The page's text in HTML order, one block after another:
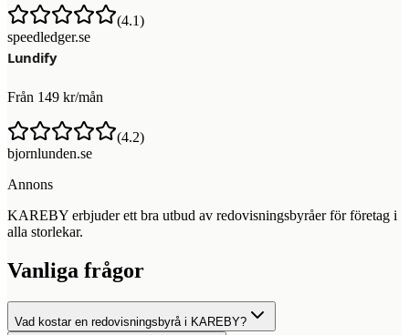
(4.1)
speedledger.se
Från 149 kr/mån
(4.2)
bjornlunden.se
Annons
KAREBY erbjuder ett bra utbud av redovisningsbyråer för företag i
alla storlekar.
Vanliga frågor
Vad kostar en redovisningsbyrå i KAREBY?